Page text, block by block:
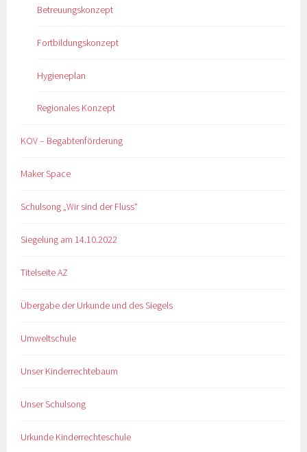
Betreuungskonzept
Fortbildungskonzept
Hygieneplan
Regionales Konzept
KOV – Begabtenförderung
Maker Space
Schulsong „Wir sind der Fluss“
Siegelung am 14.10.2022
Titelseite AZ
Übergabe der Urkunde und des Siegels
Umweltschule
Unser Kinderrechtebaum
Unser Schulsong
Urkunde Kinderrechteschule